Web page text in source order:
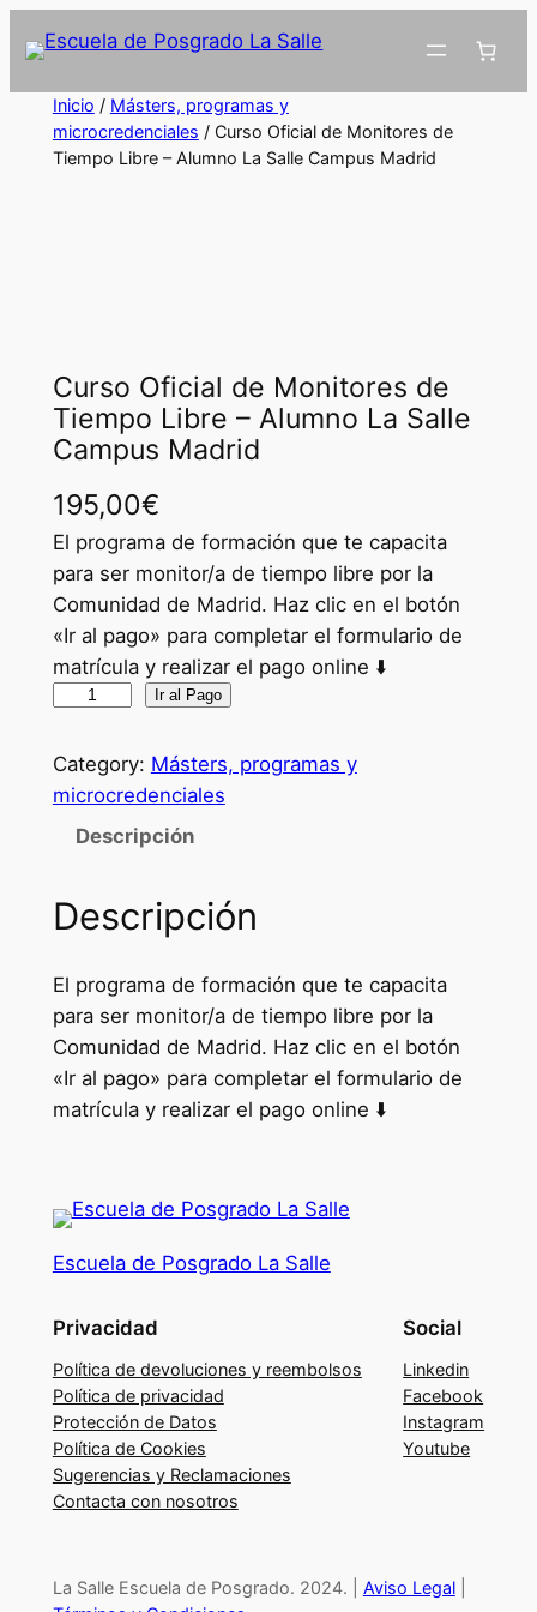
Inicio / Másters, programas y
microcredenciales / Curso Oficial de Monitores de
Tiempo Libre – Alumno La Salle Campus Madrid
Curso Oficial de Monitores de
Tiempo Libre – Alumno La Salle
Campus Madrid
195,00€
El programa de formación que te capacita
para ser monitor/a de tiempo libre por la
Comunidad de Madrid. Haz clic en el botón
«Ir al pago» para completar el formulario de
matrícula y realizar el pago online ⬇️
r
s
i
a
l
d
e
i
t
r
s
d
e
T
i
p
Ir al Pago
Category: Másters, programas y
microcredenciales
Descripción
Descripción
El programa de formación que te capacita
para ser monitor/a de tiempo libre por la
Comunidad de Madrid. Haz clic en el botón
«Ir al pago» para completar el formulario de
matrícula y realizar el pago online ⬇️
Escuela de Posgrado La Salle
Privacidad
Política de devoluciones y reembolsos
Política de privacidad
Protección de Datos
Política de Cookies
Sugerencias y Reclamaciones
Contacta con nosotros
Social
Linkedin
Facebook
Instagram
Youtube
La Salle Escuela de Posgrado. 2024. | Aviso Legal|